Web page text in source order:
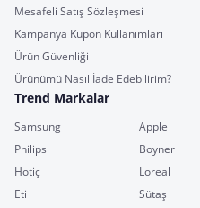
Mesafeli Satış Sözleşmesi
Kampanya Kupon Kullanımları
Ürün Güvenliği
Ürünümü Nasıl İade Edebilirim?
Trend Markalar
Samsung Apple
Philips
Boyner
Hotiç
Loreal
Eti
Sütaş